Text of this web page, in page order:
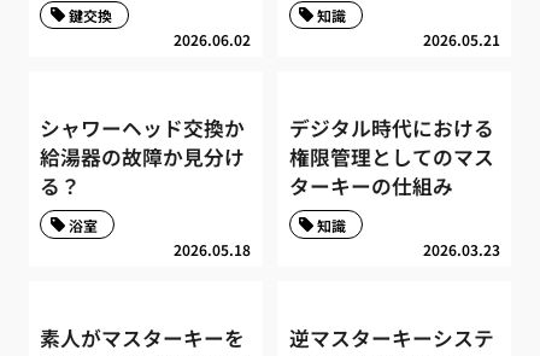
2026.06.02
鍵交換
2026.05.21
知識
シャワーヘッド交換か
給湯器の故障か見分け
る？
2026.05.18
浴室
デジタル時代における
権限管理としてのマス
ターキーの仕組み
2026.03.23
知識
素人がマスターキーを
逆マスターキーシステ